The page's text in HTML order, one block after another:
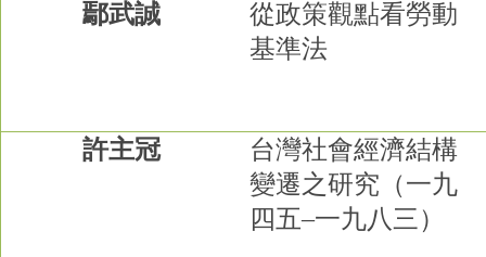
鄢武誠
從政策觀點看勞動
基準法
許主冠
台灣社會經濟結構
變遷之研究（一九
四五–一九八三）